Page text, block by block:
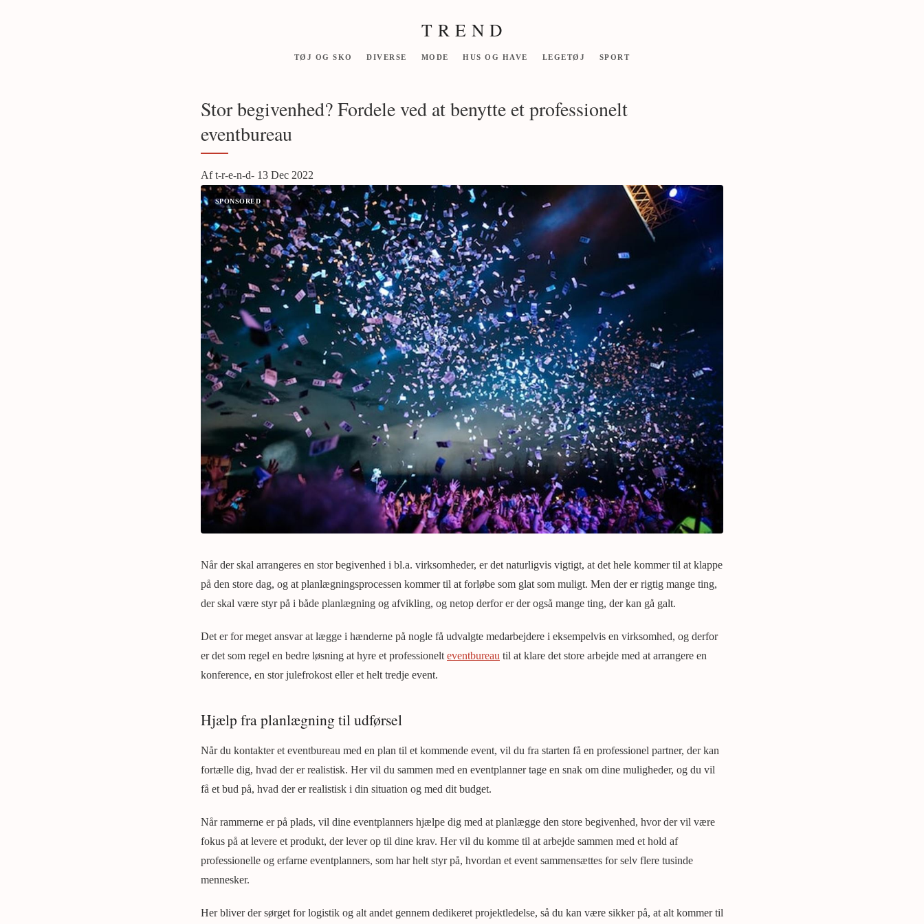
T R E N D
TØJ OG SKO DIVERSE MODE HUS OG HAVE LEGETØJ SPORT
Stor begivenhed? Fordele ved at benytte et professionelt
eventbureau
Af t-r-e-n-d- 13 Dec 2022
Når der skal arrangeres en stor begivenhed i bl.a. virksomheder, er det naturligvis vigtigt, at det hele kommer til at klappe
på den store dag, og at planlægningsprocessen kommer til at forløbe som glat som muligt. Men der er rigtig mange ting,
der skal være styr på i både planlægning og afvikling, og netop derfor er der også mange ting, der kan gå galt.
Det er for meget ansvar at lægge i hænderne på nogle få udvalgte medarbejdere i eksempelvis en virksomhed, og derfor
er det som regel en bedre løsning at hyre et professionelt eventbureau til at klare det store arbejde med at arrangere en
konference, en stor julefrokost eller et helt tredje event.
Hjælp fra planlægning til udførsel
Når du kontakter et eventbureau med en plan til et kommende event, vil du fra starten få en professionel partner, der kan
fortælle dig, hvad der er realistisk. Her vil du sammen med en eventplanner tage en snak om dine muligheder, og du vil
få et bud på, hvad der er realistisk i din situation og med dit budget.
Når rammerne er på plads, vil dine eventplanners hjælpe dig med at planlægge den store begivenhed, hvor der vil være
fokus på at levere et produkt, der lever op til dine krav. Her vil du komme til at arbejde sammen med et hold af
professionelle og erfarne eventplanners, som har helt styr på, hvordan et event sammensættes for selv flere tusinde
mennesker.
Her bliver der sørget for logistik og alt andet gennem dedikeret projektledelse, så du kan være sikker på, at alt kommer til